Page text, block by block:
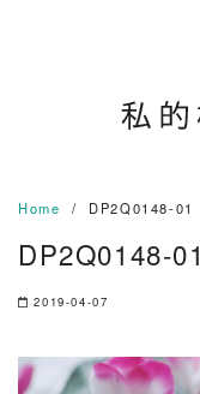
Home DP2Q0148-01
DP2Q0148-01
2019-04-07